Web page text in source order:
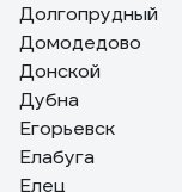
Долгопрудный
Домодедово
Донской
Дубна
Егорьевск
Елабуга
Елец